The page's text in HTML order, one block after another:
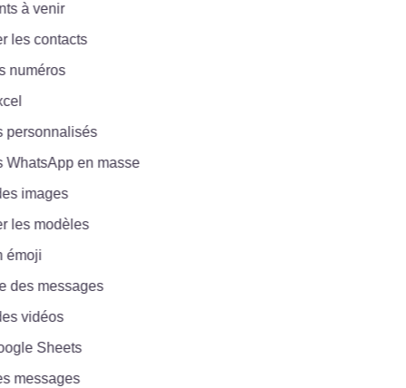
à venir
contacts
en masse
images
modèles
messages
vidéos
Sheets